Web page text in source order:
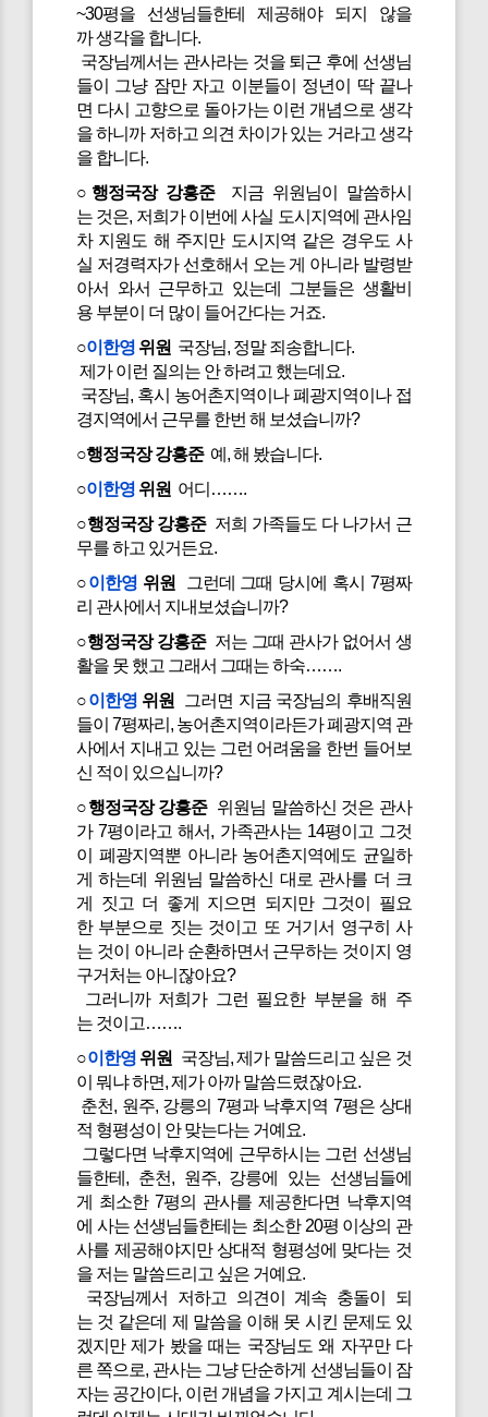
~30평을 선생님들한테 제공해야 되지 않을
까 생각을 합니다.
국장님께서는 관사라는 것을 퇴근 후에 선생님
들이 그냥 잠만 자고 이분들이 정년이 딱 끝나
면 다시 고향으로 돌아가는 이런 개념으로 생각
을 하니까 저하고 의견 차이가 있는 거라고 생각
을 합니다.
○행정국장 강흥준지금 위원님이 말씀하시
는 것은, 저희가 이번에 사실 도시지역에 관사임
차 지원도 해 주지만 도시지역 같은 경우도 사
실 저경력자가 선호해서 오는 게 아니라 발령받
아서 와서 근무하고 있는데 그분들은 생활비
용 부분이 더 많이 들어간다는 거죠.
○이한영 위원 국장님, 정말 죄송합니다.
제가 이런 질의는 안 하려고 했는데요.
국장님, 혹시 농어촌지역이나 폐광지역이나 접
경지역에서 근무를 한번 해 보셨습니까?
○행정국장 강흥준예, 해 봤습니다.
○이한영 위원 어디…….
○행정국장 강흥준저희 가족들도 다 나가서 근
무를 하고 있거든요.
○이한영위원
그런데 그때 당시에 혹시 7평짜
리 관사에서 지내보셨습니까?
○행정국장 강흥준저는 그때 관사가 없어서 생
활을 못 했고 그래서 그때는 하숙…….
○이한영위원
그러면 지금 국장님의 후배직원
들이 7평짜리, 농어촌지역이라든가 폐광지역 관
사에서 지내고 있는 그런 어려움을 한번 들어보
신 적이 있으십니까?
○행정국장 강흥준위원님 말씀하신 것은 관사
가 7평이라고 해서, 가족관사는 14평이고 그것
이 폐광지역뿐 아니라 농어촌지역에도 균일하
게 하는데 위원님 말씀하신 대로 관사를 더 크
게 짓고 더 좋게 지으면 되지만 그것이 필요
한 부분으로 짓는 것이고 또 거기서 영구히 사
는 것이 아니라 순환하면서 근무하는 것이지 영
구거처는 아니잖아요?
그러니까 저희가 그런 필요한 부분을 해 주
는 것이고…….
○이한영위원
국장님, 제가 말씀드리고 싶은 것
이 뭐냐 하면, 제가 아까 말씀드렸잖아요.
춘천, 원주, 강릉의 7평과 낙후지역 7평은 상대
적 형평성이 안 맞는다는 거예요.
그렇다면 낙후지역에 근무하시는 그런 선생님
들한테, 춘천, 원주, 강릉에 있는 선생님들에
게 최소한 7평의 관사를 제공한다면 낙후지역
에 사는 선생님들한테는 최소한 20평 이상의 관
사를 제공해야지만 상대적 형평성에 맞다는 것
을 저는 말씀드리고 싶은 거예요.
국장님께서 저하고 의견이 계속 충돌이 되
는 것 같은데 제 말씀을 이해 못 시킨 문제도 있
겠지만 제가 봤을 때는 국장님도 왜 자꾸만 다
른 쪽으로, 관사는 그냥 단순하게 선생님들이 잠
자는 공간이다, 이런 개념을 가지고 계시는데 그